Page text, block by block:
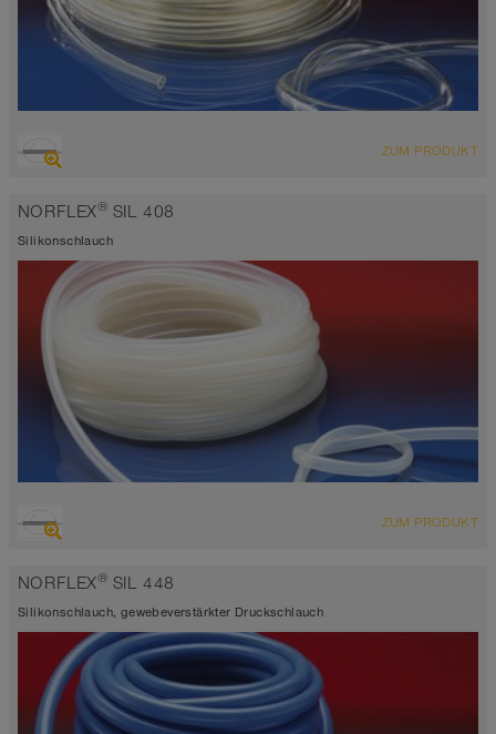
-20°C bis 60°C
ZUM PRODUKT
NORFLEX® SIL 408
Silikonschlauch
Lebensmittelschlauch und Pharmaschlauch
ZUM PRODUKT
NORFLEX® SIL 448
Silikonschlauch, gewebeverstärkter Druckschlauch